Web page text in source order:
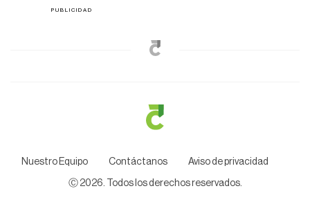
Nuestro Equipo Contáctanos Aviso de privacidad
Ⓒ 2026. Todos los derechos reservados.